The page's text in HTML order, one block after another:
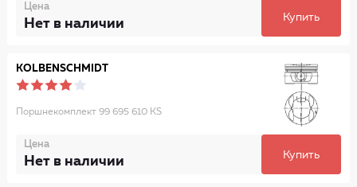
Цена
Нет в наличии Купить
KOLBENSCHMIDT
Поршнекомплект 99 695 610 KS
Цена
Нет в наличии Купить